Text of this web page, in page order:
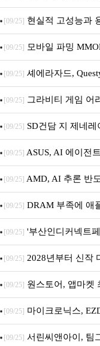
브랜드데이 기획전 진행
[09/25] 현실적 고성능과
M.2 NVMe 디앤디컴
[09/25] 모바일 파밍
[09/25] 셰에라자드,
내 정식 출시
[09/25] 그라비티 게임 어
던전 13’ 참가!
[09/25] SD건담 지 제네
아의 용사’ 재개최 및
[09/25] ASUS, AI 에이전
[09/25] AMD, AI 추론 반
[09/25] DRAM 부족에 애
퍼 대기
[09/25] '부산인디커넥트
개막... 22일간 진행
[09/25] 2028년부터 신작
문 추가
[09/25] 원스토어, 앱마켓
[09/25] 마이크로닉스,
시
[09/25] 서린씨앤아이, 팀